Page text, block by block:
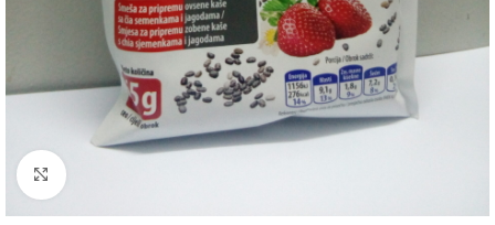
Kliknite za uvećanje